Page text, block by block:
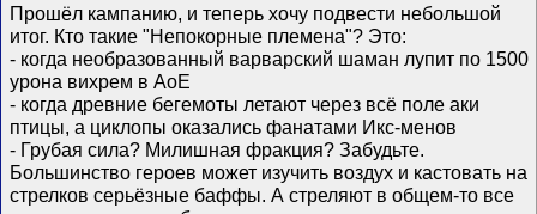
Прошёл кампанию, и теперь хочу подвести небольшой
итог. Кто такие "Непокорные племена"? Это:
- когда необразованный варварский шаман лупит по 1500
урона вихрем в AoE
- когда древние бегемоты летают через всё поле аки
птицы, а циклопы оказались фанатами Икс-менов
- Грубая сила? Милишная фракция? Забудьте.
Большинство героев может изучить воздух и кастовать на
стрелков серьёзные баффы. А стреляют в общем-то все